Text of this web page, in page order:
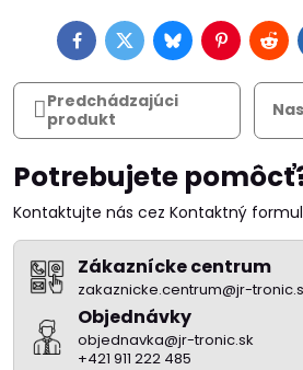
FacebookTwitterBlueskyPinterest
Predchádzajúci
produkt
Potrebujete
Kontaktujte nás cez Kontaktný
Zákaznícke centrum
zakaznicke.centrum@jr-
Objednávky
objednavka@jr-tronic.sk
+421 911 222 485